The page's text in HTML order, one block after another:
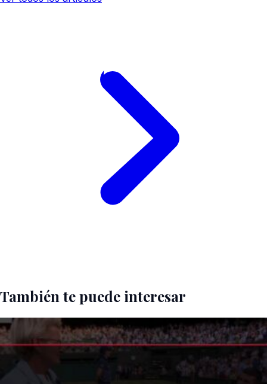
También te puede interesar